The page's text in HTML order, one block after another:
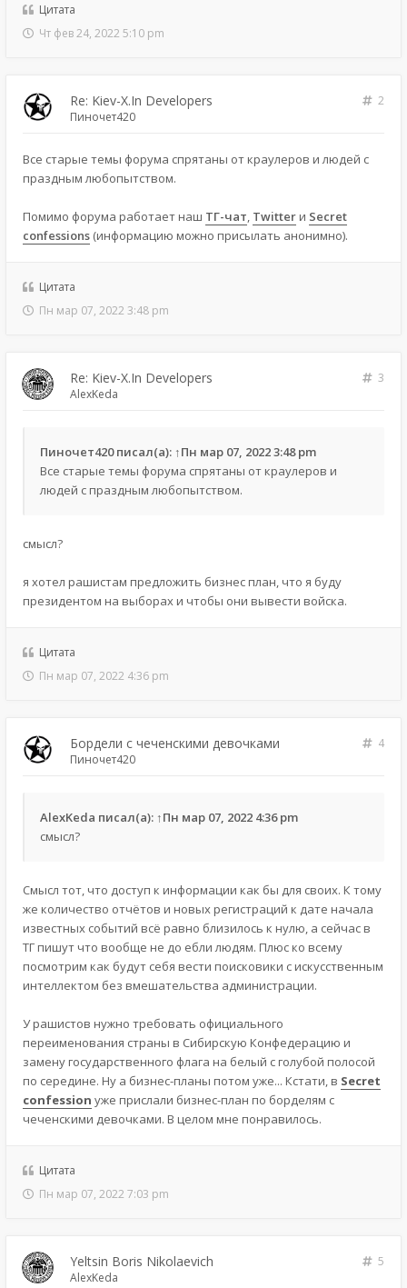
Цитата
Чт фев 24, 2022 5:10 pm
Re: Kiev-X.In Developers
2
Пиночет420
Все старые темы форума спрятаны от краулеров и людей с
праздным любопытством.
Помимо форума работает наш ТГ-чат, Twitter и Secret
confessions (информацию можно присылать анонимно).
Цитата
Пн мар 07, 2022 3:48 pm
Re: Kiev-X.In Developers
3
AlexKeda
Пиночет420писал(а): ↑Пн мар 07, 2022 3:48 pm
Все старые темы форума спрятаны от краулеров и
людей с праздным любопытством.
смысл?
я хотел рашистам предложить бизнес план, что я буду
президентом на выборах и чтобы они вывести войска.
Цитата
Пн мар 07, 2022 4:36 pm
Бордели с чеченскими девочками
4
Пиночет420
AlexKeda писал(а): ↑Пн мар 07, 2022 4:36 pm
смысл?
Смысл тот, что доступ к информации как бы для своих. К тому
же количество отчётов и новых регистраций к дате начала
известных событий всё равно близилось к нулю, а сейчас в
ТГ пишут что вообще не до ебли людям. Плюс ко всему
посмотрим как будут себя вести поисковики с искусственным
интеллектом без вмешательства администрации.
У рашистов нужно требовать официального
переименования страны в Сибирскую Конфедерацию и
замену государственного флага на белый с голубой полосой
по середине. Ну а бизнес-планы потом уже... Кстати, в Secret
confession уже прислали бизнес-план по борделям с
чеченскими девочками. В целом мне понравилось.
Цитата
Пн мар 07, 2022 7:03 pm
Yeltsin Boris Nikolaevich
5
AlexKeda